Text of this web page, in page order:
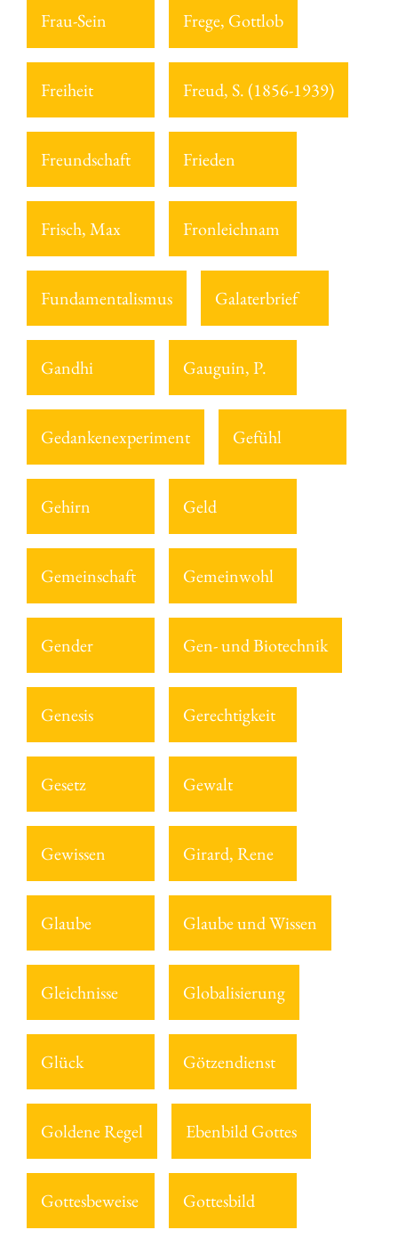
Frau-Sein Frege, Gottlob
Freiheit Freud, S. (1856-1939)
Freundschaft Frieden
Frisch, Max Fronleichnam
Fundamentalismus Galaterbrief
Gandhi Gauguin, P.
Gedankenexperiment Gefühl
Gehirn Geld
Gemeinschaft Gemeinwohl
Gender Gen- und Biotechnik
Genesis Gerechtigkeit
Gesetz Gewalt
Gewissen Girard, Rene
Glaube Glaube und Wissen
Gleichnisse Globalisierung
Glück Götzendienst
Goldene Regel Ebenbild Gottes
Gottesbeweise Gottesbild